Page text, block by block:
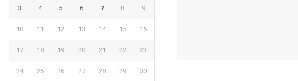
3 4 5 6 7 8 9
10 11 12 13 14 15 16
17 18 19 20 21 22 23
24 25 26 27 28 29 30